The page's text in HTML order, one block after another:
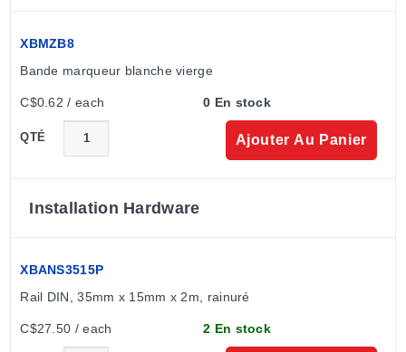
XBMZB8
Bande marqueur blanche vierge
C$0.62 / each 0 En stock
QTÉ Ajouter Au Panier
Installation Hardware
XBANS3515P
Rail DIN, 35mm x 15mm x 2m, rainuré
C$27.50 / each 2 En stock